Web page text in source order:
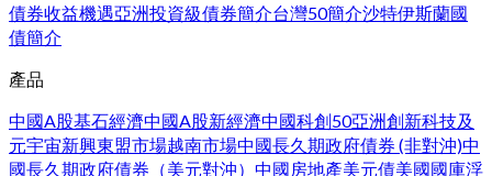
債券收益機遇亞洲投資級債券簡介台灣50簡介沙特伊斯蘭國
債簡介
產品
中國A股基石經濟中國A股新經濟中國科創50亞洲創新科技及
元宇宙新興東盟市場越南市場中國長久期政府債券 (非對沖)中
國長久期政府債券（美元對沖） 中國房地產美元債美國國庫浮